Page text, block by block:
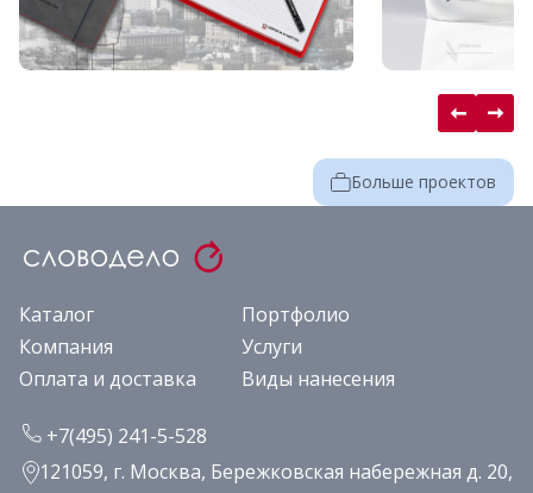
Больше проектов
Каталог
Портфолио
Компания
Услуги
Оплата и доставка
Виды нанесения
+7(495) 241-5-528
121059, г. Москва, Бережковская набережная д. 20,